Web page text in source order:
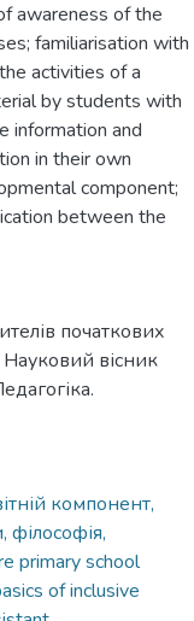
awareness of the
familiarisation with
activities of a
by students with
information and
in their own
component;
between the
початкових
Науковий вісник
компонент,
філософія,
primary school
of inclusive